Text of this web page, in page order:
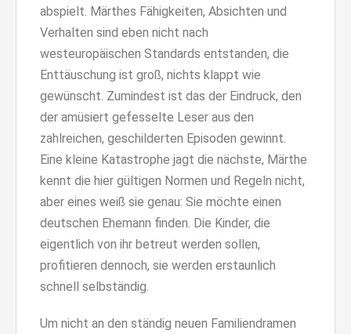
abspielt. Märthes Fähigkeiten, Absichten und
Verhalten sind eben nicht nach
westeuropäischen Standards entstanden, die
Enttäuschung ist groß, nichts klappt wie
gewünscht. Zumindest ist das der Eindruck, den
der amüsiert gefesselte Leser aus den
zahlreichen, geschilderten Episoden gewinnt.
Eine kleine Katastrophe jagt die nächste, Märthe
kennt die hier gültigen Normen und Regeln nicht,
aber eines weiß sie genau: Sie möchte einen
deutschen Ehemann finden. Die Kinder, die
eigentlich von ihr betreut werden sollen,
profitieren dennoch, sie werden erstaunlich
schnell selbständig.
Um nicht an den ständig neuen Familiendramen